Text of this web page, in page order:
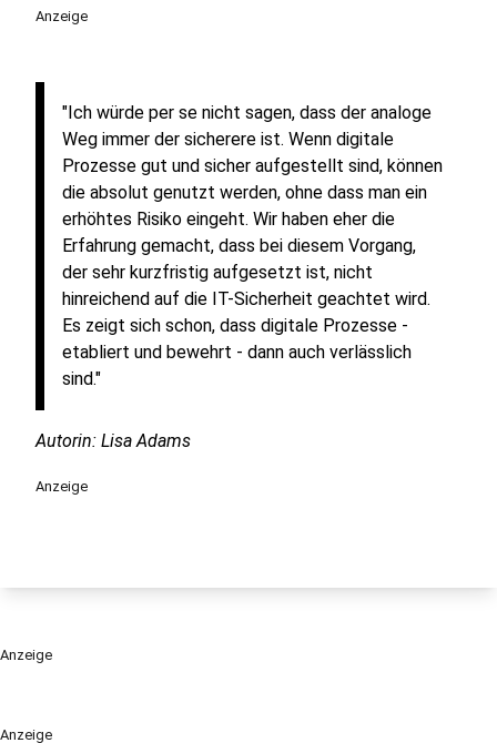
Anzeige
Anzeige
"Ich würde per se nicht sagen, dass der analoge
Weg immer der sicherere ist. Wenn digitale
Prozesse gut und sicher aufgestellt sind, können
die absolut genutzt werden, ohne dass man ein
erhöhtes Risiko eingeht. Wir haben eher die
Erfahrung gemacht, dass bei diesem Vorgang,
der sehr kurzfristig aufgesetzt ist, nicht
hinreichend auf die IT-Sicherheit geachtet wird.
Es zeigt sich schon, dass digitale Prozesse -
etabliert und bewehrt - dann auch verlässlich
sind."
Autorin: Lisa Adams
Anzeige
Anzeige